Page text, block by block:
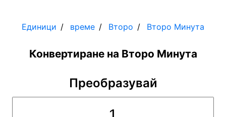
Единици време Второ Второ Минута
Конвертиране на Второ Минута
Преобразувай